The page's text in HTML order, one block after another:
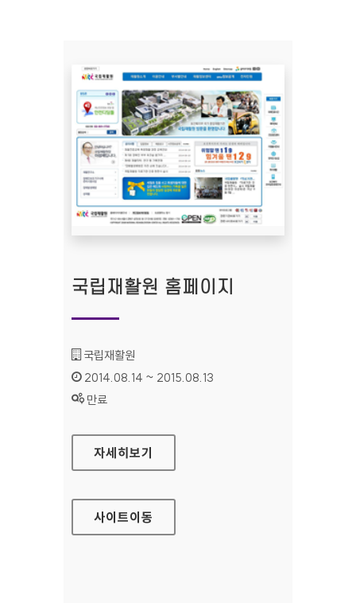
국립재활원 홈페이지
기관명 :
국립재활원
인증기간 :
2014.08.14 ~ 2015.08.13
상태 :
만료
국립재활원 홈페이지
자세히보기
사이트이동